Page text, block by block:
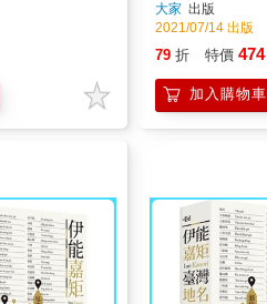
大家 出版
2021/07/14 出版
79 折 特價 474
加入購物車